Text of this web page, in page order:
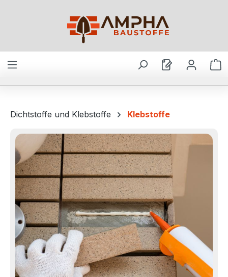
Dichtstoffe und Klebstoffe Klebstoffe